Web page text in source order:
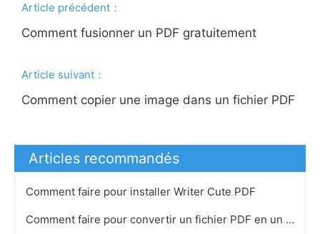
Article précédent：
Comment fusionner un PDF gratuitement
Article suivant：
Comment copier une image dans un fichier PDF
Articles recommandés
Comment faire pour installer Writer Cute PDF
Comment faire pour convertir un fichier PDF en un fichier Excel